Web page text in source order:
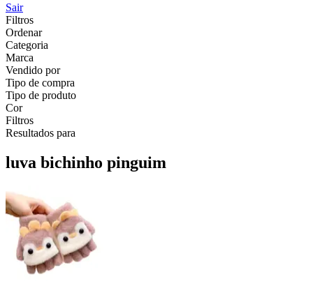
Sair
Filtros
Ordenar
Categoria
Marca
Vendido por
Tipo de compra
Tipo de produto
Cor
Filtros
Resultados para
luva bichinho pinguim